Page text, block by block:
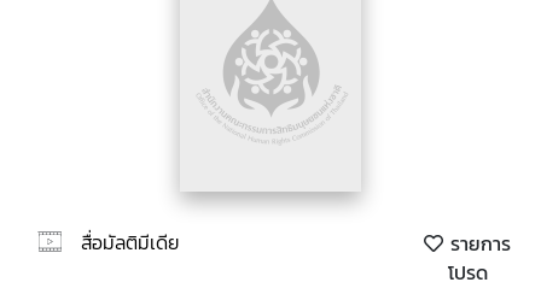
สื่อมัลติมีเดีย
รายการ
โปรด